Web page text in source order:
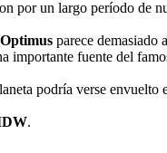
por un largo período de
Optimus parece demasiado
importante fuente del
podría verse envuelto
.